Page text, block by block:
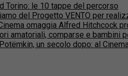
Torino: le 10 tappe del percorso
del Progetto VENTO per
omaggia Alfred Hitchcock
amatoriali, comparse e bambini
un secolo dopo: al